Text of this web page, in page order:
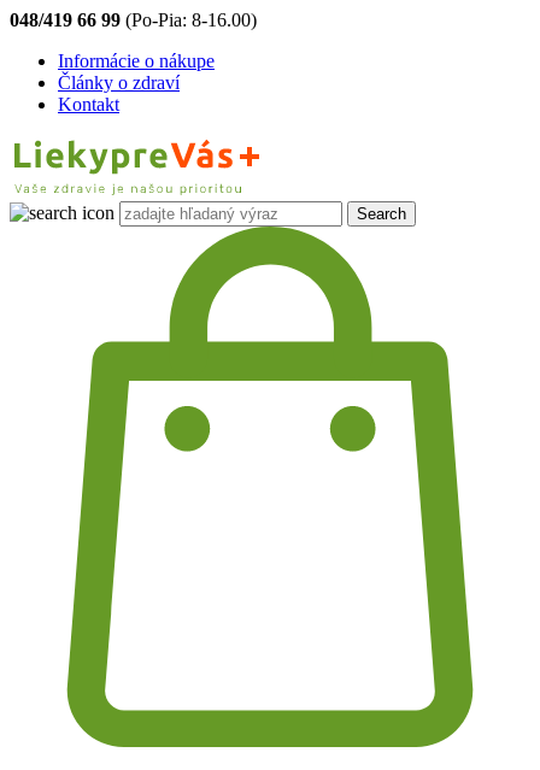
048/419 66 99 (Po-Pia: 8-16.00)
Informácie o nákupe
Články o zdraví
Kontakt